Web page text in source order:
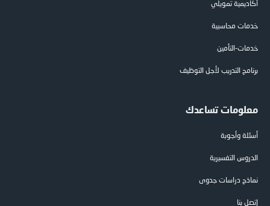
أكاديمية تمويلي
خدمات محاسبية
خدمات-التأمين
برنامج التدريب لأجل التوظيف
معلومات تساعدك
أسئلة وأجوبة
الدروس التفسيرية
نماذج دراسات جدوى
إتصل بنا